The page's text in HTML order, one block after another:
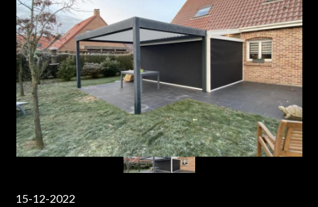
15-12-2022